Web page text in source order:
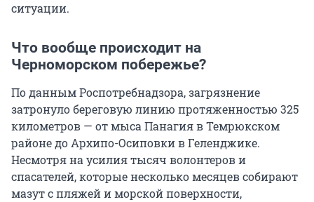
ситуации.
Что вообще происходит на
Черноморском побережье?
По данным Роспотребнадзора, загрязнение
затронуло береговую линию протяженностью 325
километров — от мыса Панагия в Темрюкском
районе до Архипо-Осиповки в Геленджике.
Несмотря на усилия тысяч волонтеров и
спасателей, которые несколько месяцев собирают
мазут с пляжей и морской поверхности,